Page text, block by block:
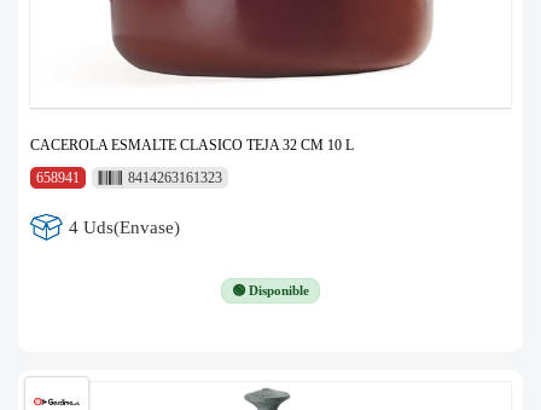
CACEROLA ESMALTE CLASICO TEJA 32 CM 10 L
658941
8414263161323
4 Uds(Envase)
🟢 Disponible